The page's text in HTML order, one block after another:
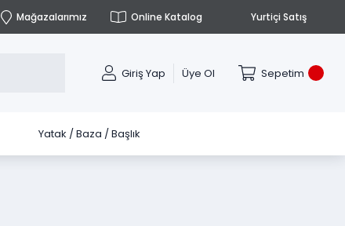
Mağazalarımız Online Katalog Yurtiçi Satış
Giriş Yap Üye Ol Sepetim
Yatak / Baza / Başlık